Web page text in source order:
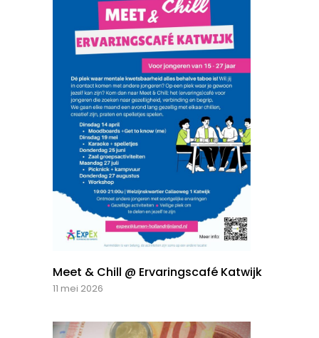
Meet & Chill @ Ervaringscafé Katwijk
11 mei 2026